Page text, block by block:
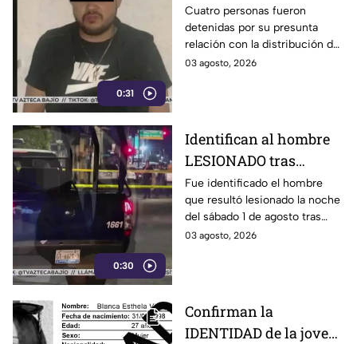
0:31
D3LINCUENTES en
León: así OCURRIÓ
Cuatro personas fueron
detenidas por su presunta
relación con la distribución de
droga en distintos puntos de
03 agosto, 2026
0:30
Identifican al hombre
LESIONADO tras
agresión en colonia
Constitución de
Apatzingán en Irapuato
Fue identificado el hombre
que resultó lesionado la noche
del sábado 1 de agosto tras
registrarse detonaciones en la
03 agosto, 2026
Confirman la
IDENTIDAD de la joven